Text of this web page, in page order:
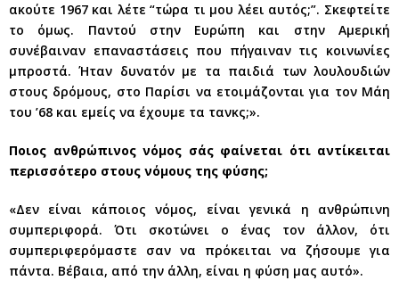
ακούτε 1967 και λέτε “τώρα τι μου λέει αυτός;”. Σκεφτείτε
το όμως. Παντού στην Ευρώπη και στην Αμερική
συνέβαιναν επαναστάσεις που πήγαιναν τις κοινωνίες
μπροστά. Ήταν δυνατόν με τα παιδιά των λουλουδιών
στους δρόμους, στο Παρίσι να ετοιμάζονται για τον Μάη
του ’68 και εμείς να έχουμε τα τανκς;».
Ποιος ανθρώπινος νόμος σάς φαίνεται ότι αντίκειται
περισσότερο στους νόμους της φύσης;
«Δεν είναι κάποιος νόμος, είναι γενικά η ανθρώπινη
συμπεριφορά. Ότι σκοτώνει ο ένας τον άλλον, ότι
συμπεριφερόμαστε σαν να πρόκειται να ζήσουμε για
πάντα. Βέβαια, από την άλλη, είναι η φύση μας αυτό».